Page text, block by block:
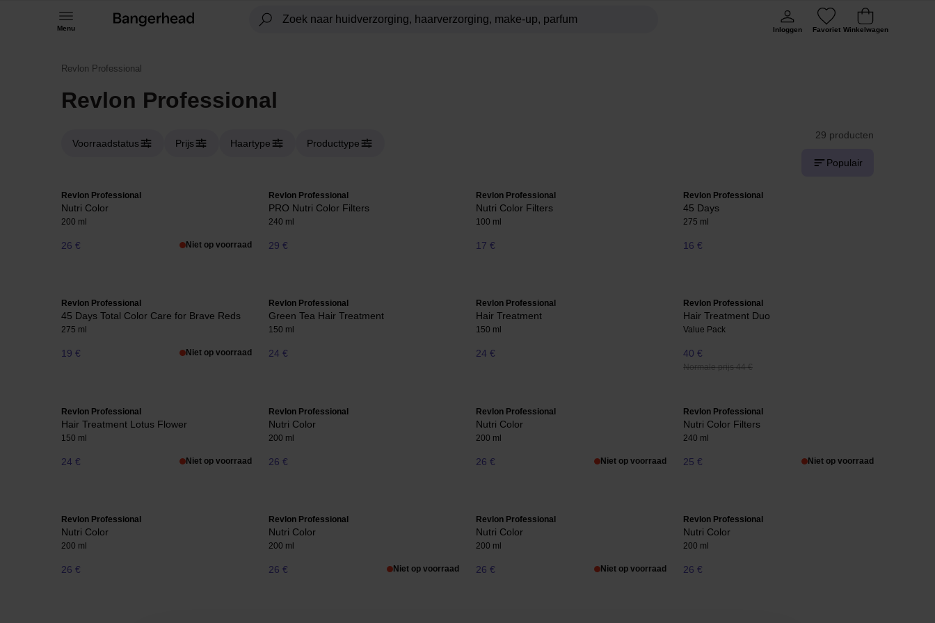
Menu Inloggen Favoriet Winkelwagen
Revlon Professional
Revlon Professional
Voorraadstatus Prijs Haartype Producttype
29 producten
Populair
Revlon Professional
Nutri Color
200 ml
26 € Niet op voorraad
Revlon Professional
PRO Nutri Color Filters
240 ml
29 €
Revlon Professional
Nutri Color Filters
100 ml
17 €
Revlon Professional
45 Days
275 ml
16 €
Revlon Professional
45 Days Total Color Care for Brave Reds
275 ml
19 € Niet op voorraad
Revlon Professional
Green Tea Hair Treatment
150 ml
24 €
Revlon Professional
Hair Treatment
150 ml
24 €
Revlon Professional
Hair Treatment Duo
Value Pack
40 €
Normale prijs 44 €
Revlon Professional
Hair Treatment Lotus Flower
150 ml
24 € Niet op voorraad
Revlon Professional
Nutri Color
200 ml
26 €
Revlon Professional
Nutri Color
200 ml
26 € Niet op voorraad
Revlon Professional
Nutri Color Filters
240 ml
25 € Niet op voorraad
Revlon Professional
Nutri Color
200 ml
26 €
Revlon Professional
Nutri Color
200 ml
26 € Niet op voorraad
Revlon Professional
Nutri Color
200 ml
26 € Niet op voorraad
Revlon Professional
Nutri Color
200 ml
26 €